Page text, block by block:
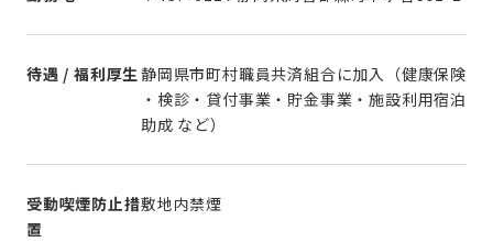
待遇 / 福利厚生静岡県市町村職員共済組合に加入（健康保険
・検診・貸付事業・貯金事業・施設利用宿泊
助成 など）
受動喫煙防止措
置
敷地内禁煙